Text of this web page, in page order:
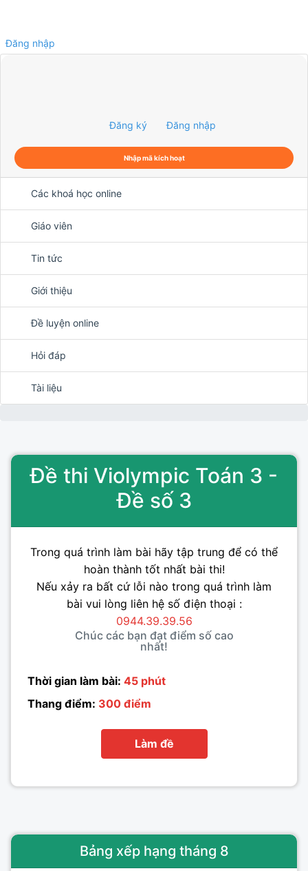
Đăng nhập
Đăng ký Đăng nhập
Nhập mã kích hoạt
Các khoá học online
Giáo viên
Tin tức
Giới thiệu
Đề luyện online
Hỏi đáp
Tài liệu
Đề thi Violympic Toán 3 -
Đề số 3
Trong quá trình làm bài hãy tập trung để có thể
hoàn thành tốt nhất bài thi!
Nếu xảy ra bất cứ lỗi nào trong quá trình làm
bài vui lòng liên hệ số điện thoại :
0944.39.39.56
Chúc các bạn đạt điểm số cao
nhất!
Thời gian làm bài: 45 phút
Thang điểm: 300 điểm
Làm đề
Bảng xếp hạng tháng 8